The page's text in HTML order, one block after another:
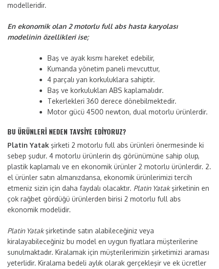
modelleridir.
En ekonomik olan 2 motorlu full abs hasta karyolası
modelinin özellikleri ise;
Baş ve ayak kısmı hareket edebilir,
Kumanda yönetim paneli mevcuttur,
4 parçalı yan korkuluklara sahiptir.
Baş ve korkulukları ABS kaplamalıdır.
Tekerlekleri 360 derece dönebilmektedir.
Motor gücü 4500 newton, dual motorlu ürünlerdir.
BU ÜRÜNLERİ NEDEN TAVSİYE EDİYORUZ?
Platin Yatak şirketi 2 motorlu full abs ürünleri önermesinde ki
sebep şudur. 4 motorlu ürünlerin dış görünümüne sahip olup,
plastik kaplamalı ve en ekonomik ürünler 2 motorlu ürünlerdir. 2.
el ürünler satın almanızdansa, ekonomik ürünlerimizi tercih
etmeniz sizin için daha faydalı olacaktır. Platin Yatakşirketinin en
çok rağbet gördüğü ürünlerden birisi 2 motorlu full abs
ekonomik modelidir.
Platin Yatakşirketinde satın alabileceğiniz veya
kiralayabileceğiniz bu model en uygun fiyatlara müşterilerine
sunulmaktadır. Kiralamak için müşterilerimizin şirketimizi araması
yeterlidir. Kiralama bedeli aylık olarak gerçekleşir ve ek ücretler